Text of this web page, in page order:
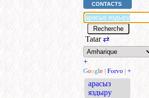
CONTACTS
Tatar⇄
+
Google | Forvo | +
арасыз
яздыру